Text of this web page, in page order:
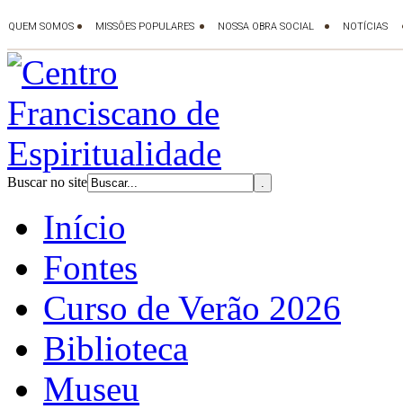
Buscar no site
Início
Fontes
Curso de Verão 2026
Biblioteca
Museu